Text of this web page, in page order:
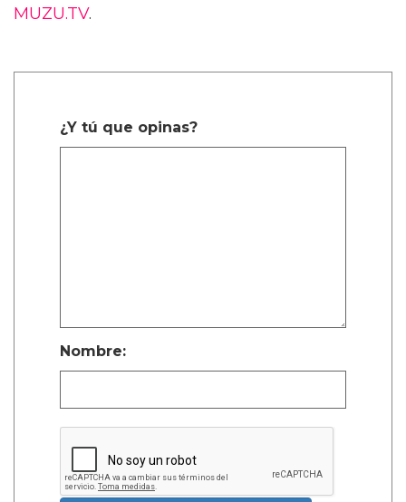
MUZU.TV.
¿Y tú que opinas?
Nombre: